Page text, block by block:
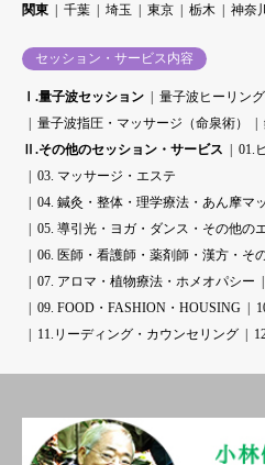
関東
千葉 埼玉 東京 栃木 神奈川
セッション・サービス内容
Ⅰ.量子波セッション
量子波ヒーリング
量子波指圧・マッサージ（命泉術）
Ⅱ.その他のセッション・サービス
01.
03. マッサージ・エステ
04. 鍼灸・整体・理学療法・あん摩マ
05. 導引光・ヨガ・ダンス・その他の
06. 医師・看護師・薬剤師・漢方・そ
07. アロマ・植物療法・ホメオパシー
09. FOOD・FASHION・HOUSING
11.リーディング・カウンセリング